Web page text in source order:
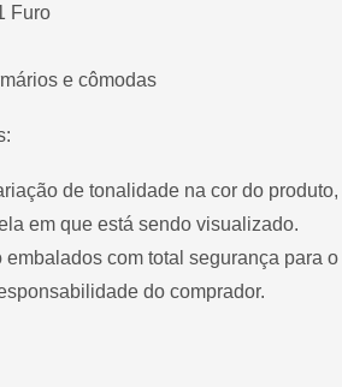
Furo
e cômodas
de tonalidade na cor do
em que está sendo visualizado.
embalados com total segurança para o
do comprador.